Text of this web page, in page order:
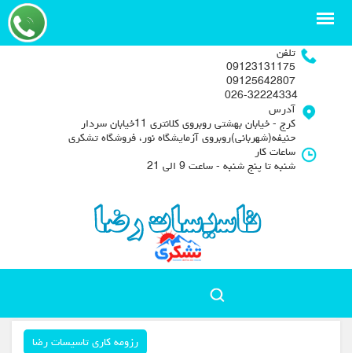
تلفن
09123131175
09125642807
آدرس
کرج - خیابان بهشتی روبروی کلانتری 11خیابان سردار
حنیفه(شهربانی)روبروی آزمایشگاه نور، فروشگاه تشکری
ساعات کار
شنبه تا پنج شنبه - ساعت 9 الی 21
رزومه کاری تاسیسات رضا